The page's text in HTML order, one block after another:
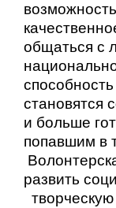
возможность
общаться с
становятся
и больше
попавшим в
развить